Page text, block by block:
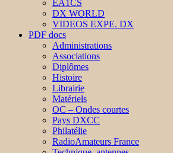
EA1CS
DX WORLD
VIDEOS EXPE. DX
PDF docs
Administrations
Associations
Diplômes
Histoire
Librairie
Matériels
OC – Ondes courtes
Pays DXCC
Philatélie
RadioAmateurs France